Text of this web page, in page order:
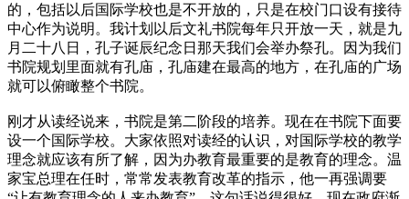
的，包括以后国际学校也是不开放的，只是在校门口设有接待
中心作为说明。我计划以后文礼书院每年只开放一天，就是九
月二十八日，孔子诞辰纪念日那天我们会举办祭孔。因为我们
书院规划里面就有孔庙，孔庙建在最高的地方，在孔庙的广场
就可以俯瞰整个书院。
刚才从读经说来，书院是第二阶段的培养。现在在书院下面要
设一个国际学校。大家依照对读经的认识，对国际学校的教学
理念就应该有所了解，因为办教育最重要的是教育的理念。温
家宝总理在任时，常常发表教育改革的指示，他一再强调要